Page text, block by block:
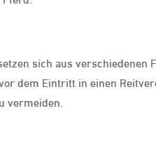
sich aus
dem Eintritt in einen
vermeiden.